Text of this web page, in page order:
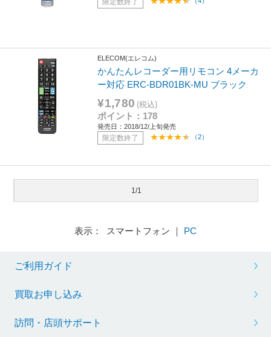
限定数終了
ELECOM(エレコム)
かんたんレコーダー用リモコン 4メーカ
ー対応 ERC-BDR01BK-MU ブラック
¥1,780 (税込)
ポイント：178
発売日：2018/12/上旬発売
限定数終了 （2）
1/1
表示： スマートフォン ｜ PC
ご利用ガイド
買取お申し込み
訪問・店頭サポート